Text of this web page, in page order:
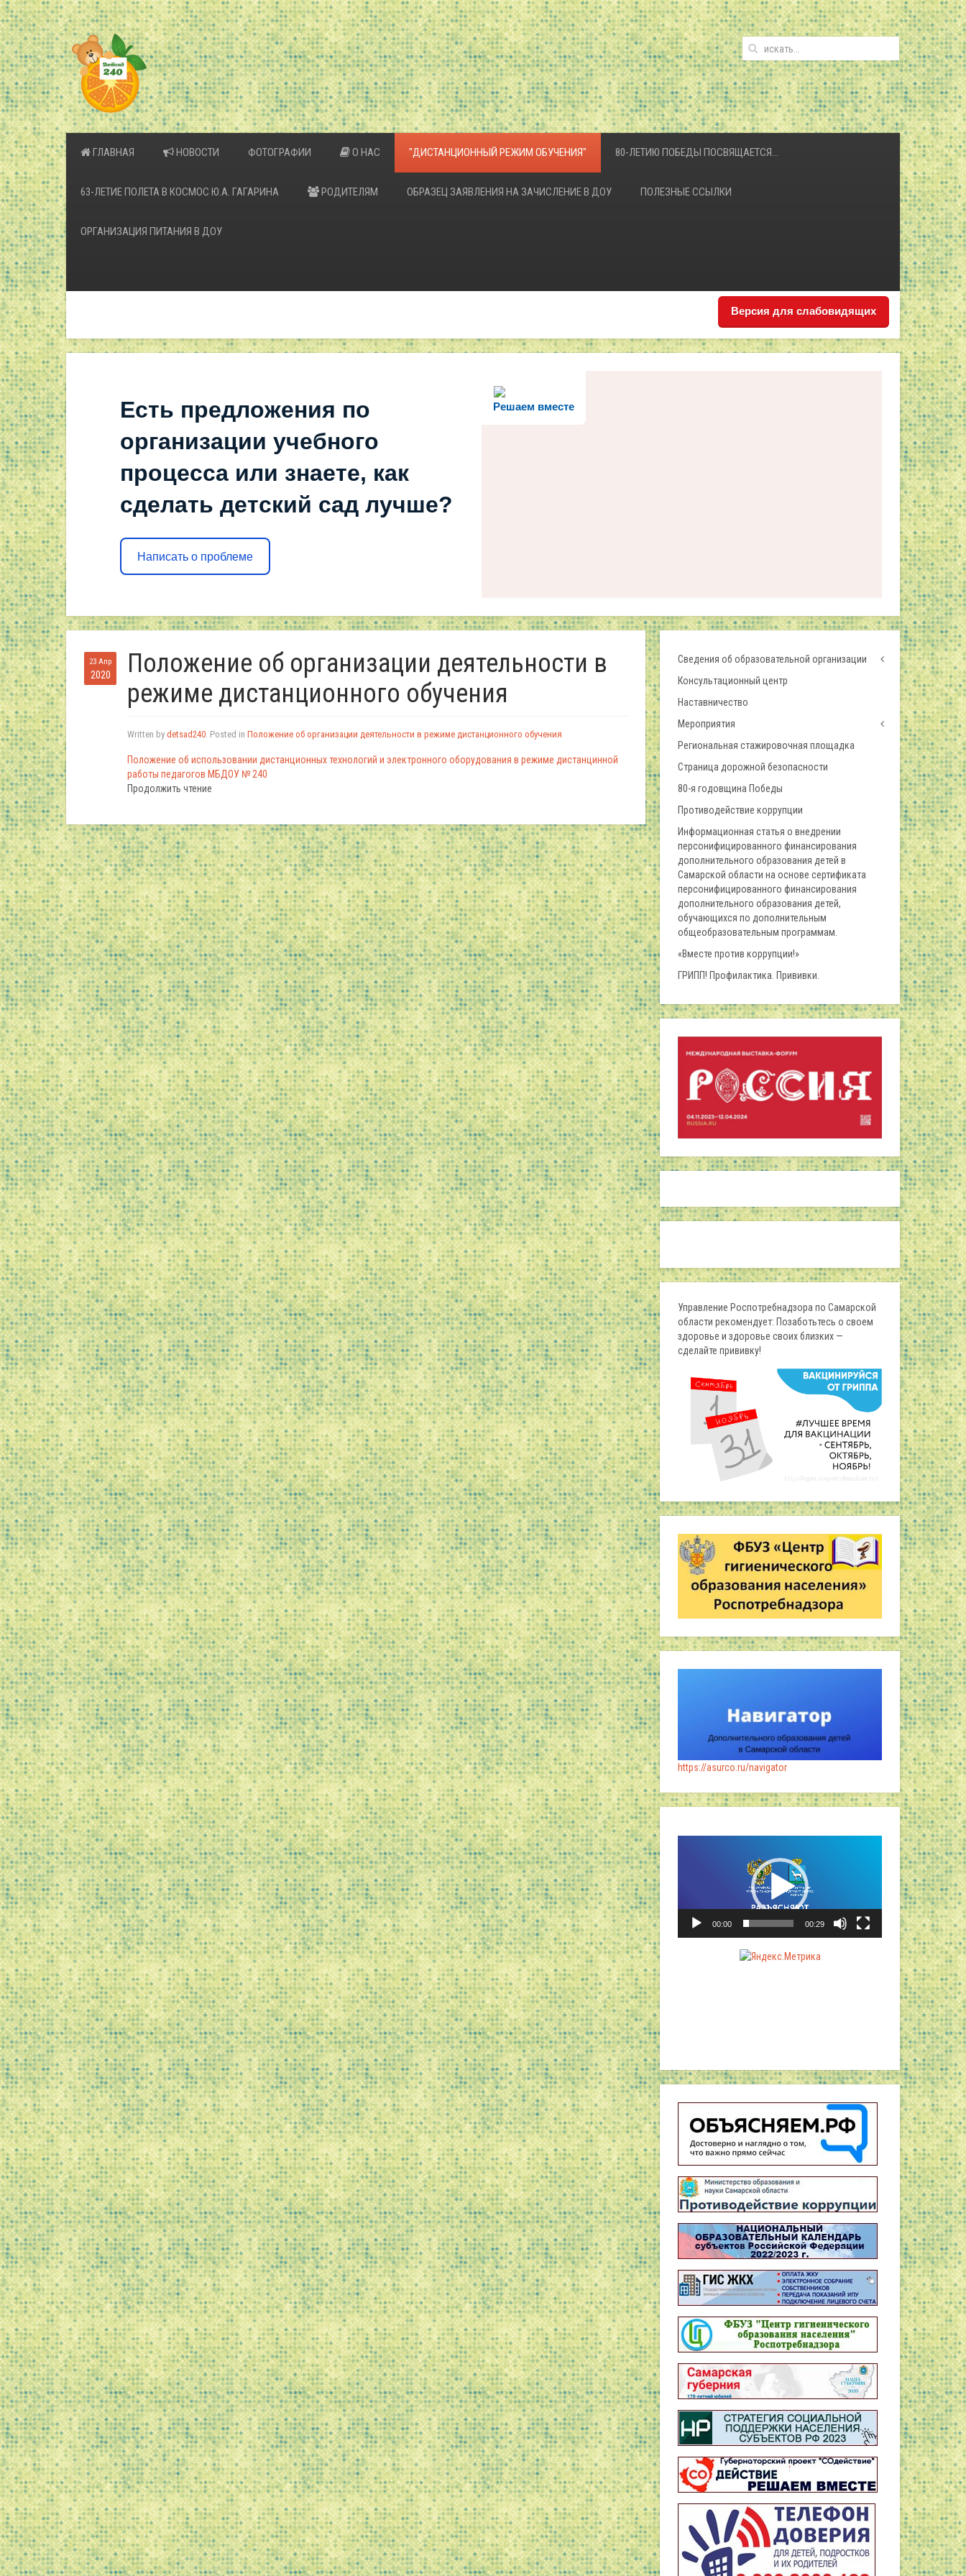
ГЛАВНАЯ НОВОСТИ ФОТОГРАФИИ О НАС "ДИСТАНЦИОННЫЙ РЕЖИМ ОБУЧЕНИЯ" 80-ЛЕТИЮ ПОБЕДЫ ПОСВЯЩАЕТСЯ…
63-ЛЕТИЕ ПОЛЕТА В КОСМОС Ю.А. ГАГАРИНА РОДИТЕЛЯМ ОБРАЗЕЦ ЗАЯВЛЕНИЯ НА ЗАЧИСЛЕНИЕ В ДОУ ПОЛЕЗНЫЕ ССЫЛКИ
ОРГАНИЗАЦИЯ ПИТАНИЯ В ДОУ
Версия для слабовидящих
Решаем вместе
Есть предложения по
организации учебного
процесса или знаете, как
сделать детский сад лучше?
Написать о проблеме
23 Апр
2020
Положение об организации деятельности в
режиме дистанционного обучения
Written by detsad240. Posted in Положение об организации деятельности в режиме дистанционного обучения
Положение об использовании дистанционных технологий и электронного оборудования в режиме дистанцинной
работы педагогов МБДОУ № 240
Продолжить чтение
Сведения об образовательной организации
Консультационный центр
Наставничество
Мероприятия
Региональная стажировочная площадка
Страница дорожной безопасности
80-я годовщина Победы
Противодействие коррупции
Информационная статья о внедрении
персонифицированного финансирования
дополнительного образования детей в
Самарской области на основе сертификата
персонифицированного финансирования
дополнительного образования детей,
обучающихся по дополнительным
общеобразовательным программам.
«Вместе против коррупции!»
ГРИПП! Профилактика. Прививки.
Управление Роспотребнадзора по Самарской
области рекомендует: Позаботьтесь о своем
здоровье и здоровье своих близких —
сделайте прививку!
https://asurco.ru/navigator
00:00 00:29